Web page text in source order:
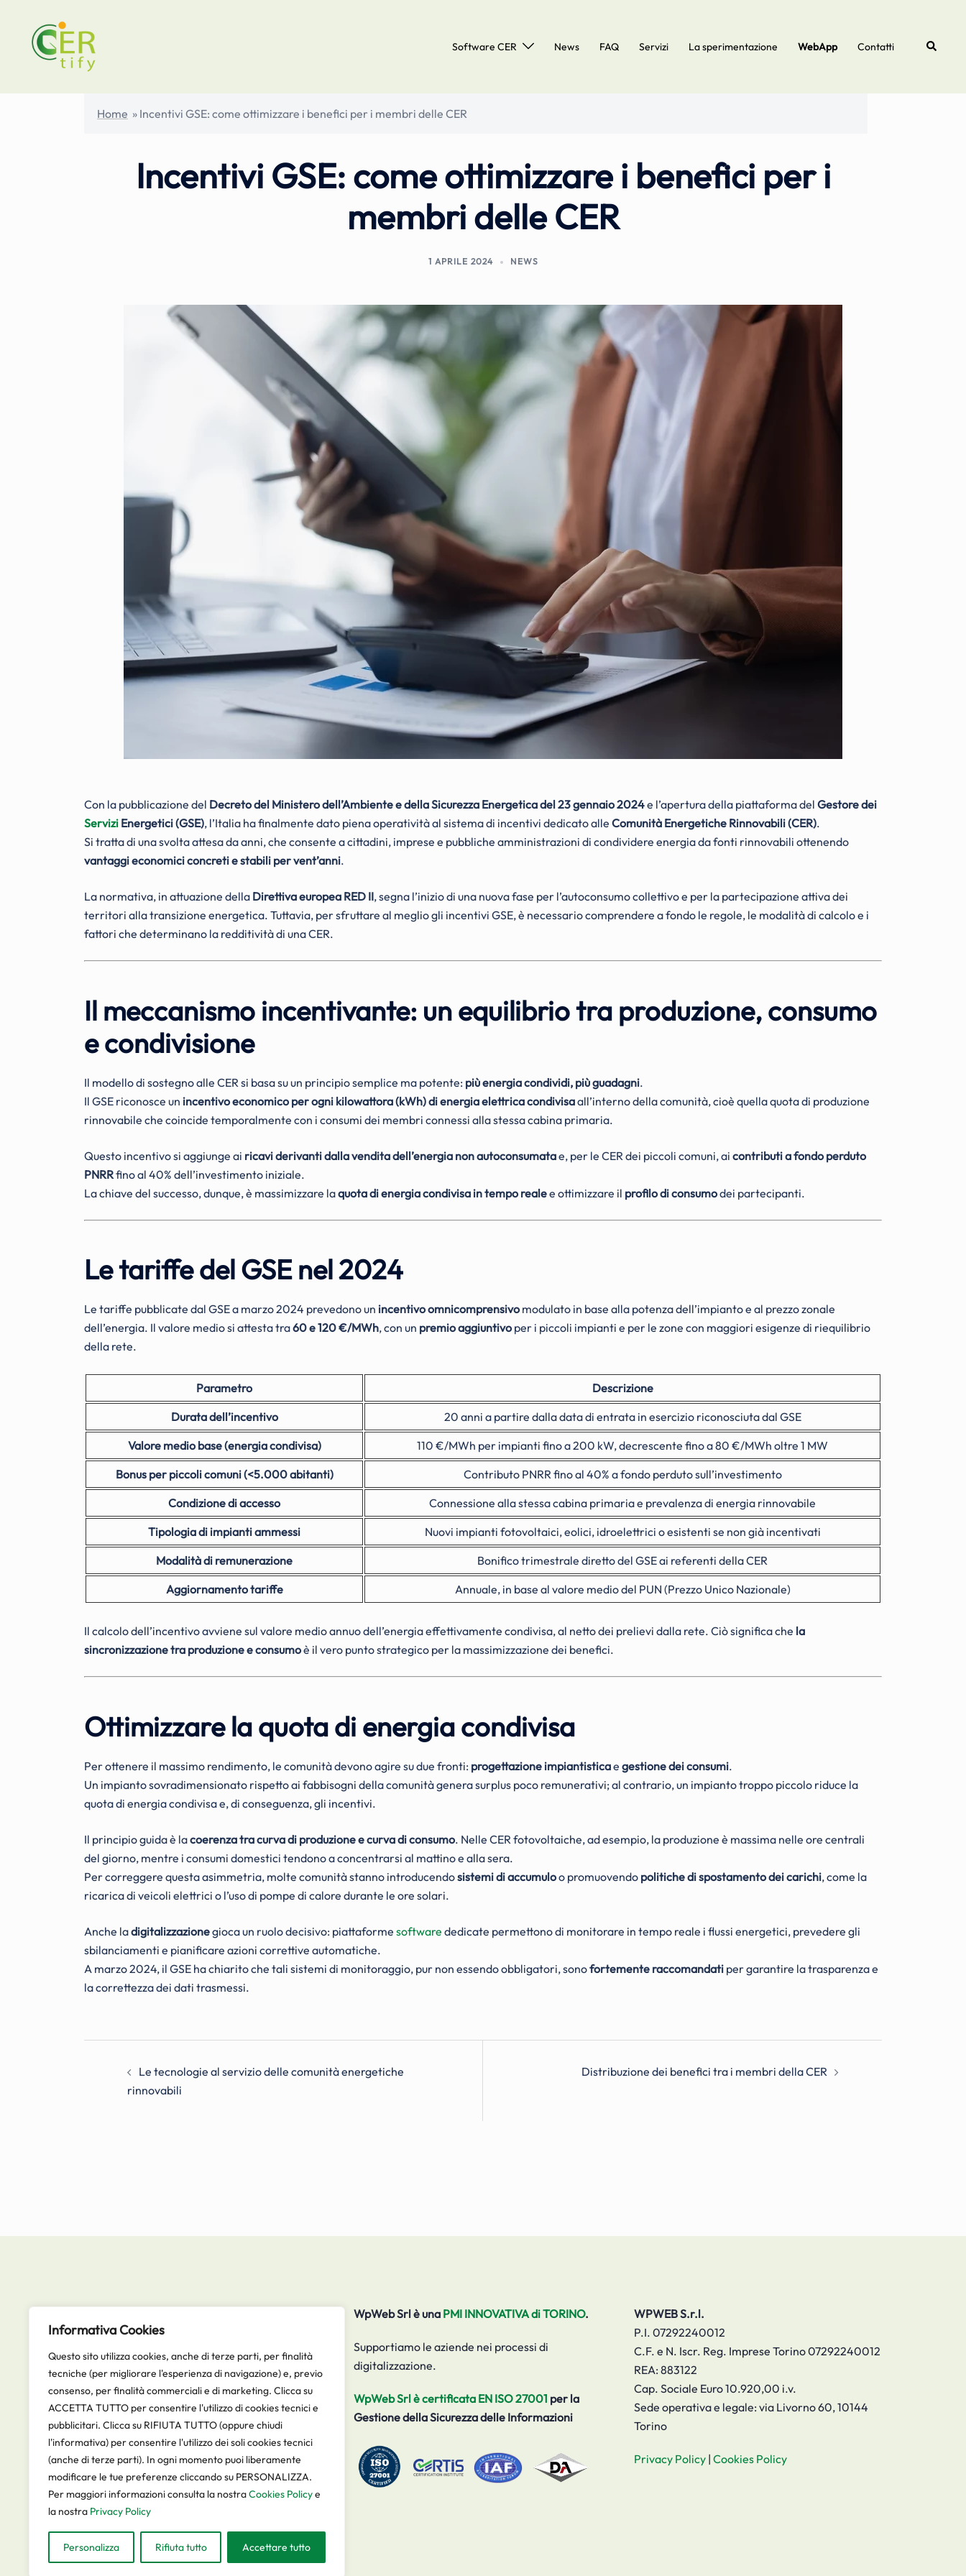
Informativa Cookies
Questo sito utilizza cookies, anche di terze parti, per finalità
tecniche (per migliorare l'esperienza di navigazione) e, previo
consenso, per finalità commerciali e di marketing. Clicca su
ACCETTA TUTTO per consentire l'utilizzo di cookies tecnici e
pubblicitari. Clicca su RIFIUTA TUTTO (oppure chiudi
l'informativa) per consentire l'utilizzo dei soli cookies tecnici
(anche di terze parti). In ogni momento puoi liberamente
modificare le tue preferenze cliccando su PERSONALIZZA.
Per maggiori informazioni consulta la nostraCookies Policye
la nostra Privacy Policy
Personalizza Rifiuta tutto Accettare tutto
contenuto
Software CER News FAQ Servizi La sperimentazione WebApp Contatti Cerca
Home » Incentivi GSE: come ottimizzare i benefici per i membri delle CER
Incentivi GSE: come ottimizzare i benefici per i
membri delle CER
1 APRILE 2024 NEWS
Con la pubblicazione del Decreto del Ministero dell’Ambiente e della Sicurezza Energetica del 23 gennaio 2024e l’apertura della piattaforma del Gestore dei
Servizi Energetici (GSE), l’Italia ha finalmente dato piena operatività al sistema di incentivi dedicato alle Comunità Energetiche Rinnovabili (CER).
Si tratta di una svolta attesa da anni, che consente a cittadini, imprese e pubbliche amministrazioni di condividere energia da fonti rinnovabili ottenendo
vantaggi economici concreti e stabili per vent’anni.
La normativa, in attuazione della Direttiva europea RED II, segna l’inizio di una nuova fase per l’autoconsumo collettivo e per la partecipazione attiva dei
territori alla transizione energetica. Tuttavia, per sfruttare al meglio gli incentivi GSE, è necessario comprendere a fondo le regole, le modalità di calcolo e i
fattori che determinano la redditività di una CER.
Il meccanismo incentivante: un equilibrio tra produzione, consumo
e condivisione
Il modello di sostegno alle CER si basa su un principio semplice ma potente: più energia condividi, più guadagni.
Il GSE riconosce un incentivo economico per ogni kilowattora (kWh) di energia elettrica condivisaall’interno della comunità, cioè quella quota di produzione
rinnovabile che coincide temporalmente con i consumi dei membri connessi alla stessa cabina primaria.
Questo incentivo si aggiunge ai ricavi derivanti dalla vendita dell’energia non autoconsumatae, per le CER dei piccoli comuni, ai contributi a fondo perduto
PNRRfino al 40% dell’investimento iniziale.
La chiave del successo, dunque, è massimizzare laquota di energia condivisa in tempo realee ottimizzare il profilo di consumodei partecipanti.
Le tariffe del GSE nel 2024
Le tariffe pubblicate dal GSE a marzo 2024 prevedono un incentivo omnicomprensivomodulato in base alla potenza dell’impianto e al prezzo zonale
dell’energia. Il valore medio si attesta tra60 e 120 €/MWh, con un premio aggiuntivoper i piccoli impianti e per le zone con maggiori esigenze di riequilibrio
della rete.
Parametro
Descrizione
Durata dell’incentivo
20 anni a partire dalla data di entrata in esercizio riconosciuta dal GSE
Valore medio base (energia condivisa)
110 €/MWh per impianti fino a 200 kW, decrescente fino a 80 €/MWh oltre 1 MW
Bonus per piccoli comuni (<5.000 abitanti)
Contributo PNRR fino al 40% a fondo perduto sull’investimento
Condizione di accesso
Connessione alla stessa cabina primaria e prevalenza di energia rinnovabile
Tipologia di impianti ammessi
Nuovi impianti fotovoltaici, eolici, idroelettrici o esistenti se non già incentivati
Modalità di remunerazione
Bonifico trimestrale diretto del GSE ai referenti della CER
Aggiornamento tariffe
Annuale, in base al valore medio del PUN (Prezzo Unico Nazionale)
Il calcolo dell’incentivo avviene sul valore medio annuo dell’energia effettivamente condivisa, al netto dei prelievi dalla rete. Ciò significa che la
sincronizzazione tra produzione e consumoè il vero punto strategico per la massimizzazione dei benefici.
Ottimizzare la quota di energia condivisa
Per ottenere il massimo rendimento, le comunità devono agire su due fronti: progettazione impiantisticae gestione dei consumi.
Un impianto sovradimensionato rispetto ai fabbisogni della comunità genera surplus poco remunerativi; al contrario, un impianto troppo piccolo riduce la
quota di energia condivisa e, di conseguenza, gli incentivi.
Il principio guida è lacoerenza tra curva di produzione e curva di consumo. Nelle CER fotovoltaiche, ad esempio, la produzione è massima nelle ore centrali
del giorno, mentre i consumi domestici tendono a concentrarsi al mattino e alla sera.
Per correggere questa asimmetria, molte comunità stanno introducendosistemi di accumuloo promuovendo politiche di spostamento dei carichi, come la
ricarica di veicoli elettrici o l’uso di pompe di calore durante le ore solari.
Anche ladigitalizzazionegioca un ruolo decisivo: piattaforme software dedicate permettono di monitorare in tempo reale i flussi energetici, prevedere gli
sbilanciamenti e pianificare azioni correttive automatiche.
A marzo 2024, il GSE ha chiarito che tali sistemi di monitoraggio, pur non essendo obbligatori, sonofortemente raccomandati per garantire la trasparenza e
la correttezza dei dati trasmessi.
articoloLe tecnologie al servizio delle comunità energetiche
rinnovabili
Distribuzione dei benefici tra i membri della CER
via Livorno 60, Torino
011.225.7570
info@wpweb.com
WpWeb Srl è una PMI INNOVATIVA di TORINO.
Supportiamo le aziende nei processi di
digitalizzazione.
WpWeb Srl è certificata EN ISO 27001 per la
Gestione della Sicurezza delle Informazioni
WPWEB S.r.l.
P.I. 07292240012
C.F. e N. Iscr. Reg. Imprese Torino 07292240012
REA: 883122
Cap. Sociale Euro 10.920,00 i.v.
Sede operativa e legale: via Livorno 60, 10144
Torino
Privacy Policy | Cookies Policy